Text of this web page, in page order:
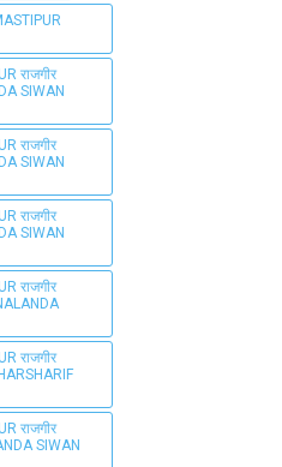
राजगीर
SIWAN
राजगीर
SIWAN
राजगीर
SIWAN
राजगीर
राजगीर
राजगीर
SIWAN